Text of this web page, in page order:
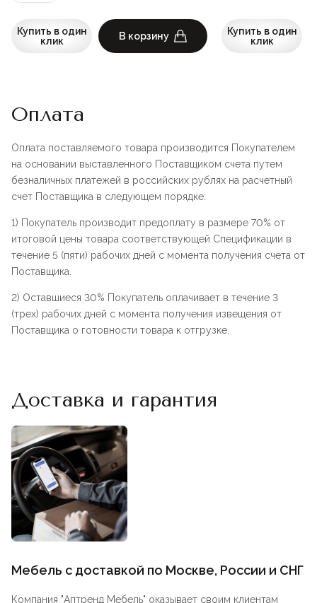
Купить в один
клик
В корзину
Купить в один
клик
Оплата
Оплата поставляемого товара производится Покупателем
на основании выставленного Поставщиком счета путем
безналичных платежей в российских рублях на расчетный
счет Поставщика в следующем порядке:
1) Покупатель производит предоплату в размере 70% от
итоговой цены товара соответствующей Спецификации в
течение 5 (пяти) рабочих дней с момента получения счета от
Поставщика.
2) Оставшиеся 30% Покупатель оплачивает в течение 3
(трех) рабочих дней с момента получения извещения от
Поставщика о готовности товара к отгрузке.
Доставка и гарантия
Мебель с доставкой по Москве, России и СНГ
Компания "Аптренд Мебель" оказывает своим клиентам